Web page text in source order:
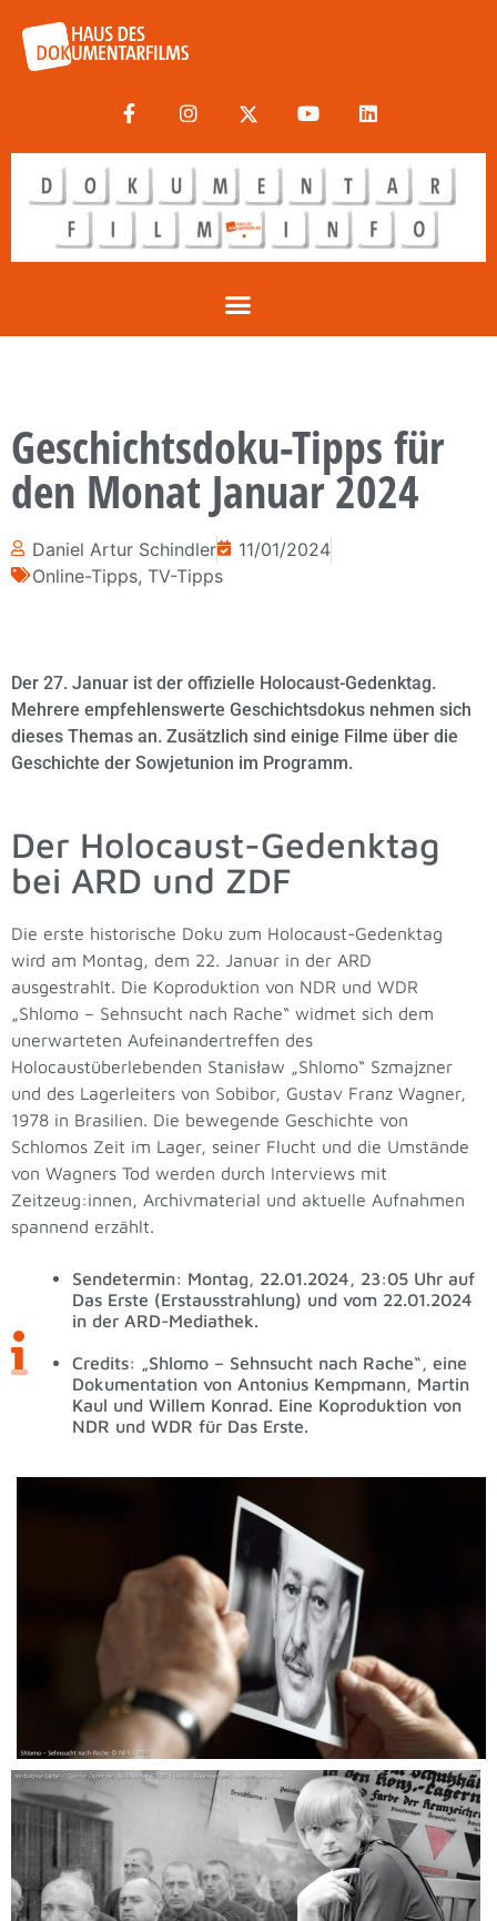
Geschichtsdoku-Tipps für
den Monat Januar 2024
Daniel Artur Schindler
11/01/2024
Online-Tipps, TV-Tipps
Der 27. Januar ist der offizielle Holocaust-Gedenktag.
Mehrere empfehlenswerte Geschichtsdokus nehmen sich
dieses Themas an. Zusätzlich sind einige Filme über die
Geschichte der Sowjetunion im Programm.
Der Holocaust-Gedenktag
bei ARD und ZDF
Die erste historische Doku zum Holocaust-Gedenktag
wird am Montag, dem 22. Januar in der ARD
ausgestrahlt. Die Koproduktion von NDR und WDR
„Shlomo – Sehnsucht nach Rache“ widmet sich dem
unerwarteten Aufeinandertreffen des
Holocaustüberlebenden Stanisław „Shlomo“ Szmajzner
und des Lagerleiters von Sobibor, Gustav Franz Wagner,
1978 in Brasilien. Die bewegende Geschichte von
Schlomos Zeit im Lager, seiner Flucht und die Umstände
von Wagners Tod werden durch Interviews mit
Zeitzeug:innen, Archivmaterial und aktuelle Aufnahmen
spannend erzählt.
Sendetermin: Montag, 22.01.2024, 23:05 Uhr auf
Das Erste (Erstausstrahlung) und vom 22.01.2024
in der ARD-Mediathek.
Credits: „Shlomo – Sehnsucht nach Rache“, eine
Dokumentation von Antonius Kempmann, Martin
Kaul und Willem Konrad. Eine Koproduktion von
NDR und WDR für Das Erste.